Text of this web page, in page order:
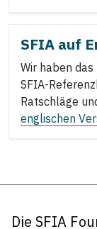
SFIA auf
Wir haben
SFIA-
Ratschläge
englischen
Die SFIA